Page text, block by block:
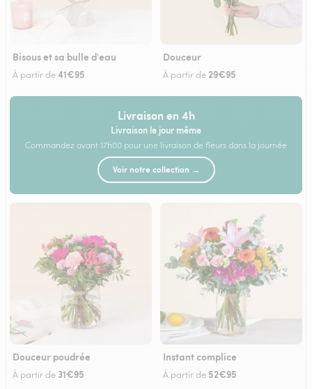
Bisous et sa bulle d'eau
À partir de41€95
Douceur
À partir de 29€95
Livraison en 4h
Livraison le jour même
Commandez avant 17h00 pour une livraison de fleurs dans la journée
Voir notre collection →
Douceur poudrée
À partir de 31€95
Instant complice
À partir de 52€95